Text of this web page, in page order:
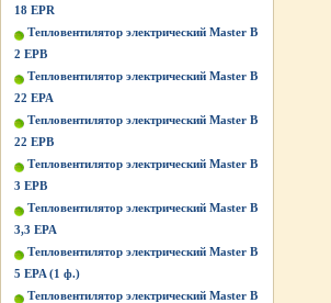
18 EPR
Тепловентилятор электрический Master B
2 EPB
Тепловентилятор электрический Master B
22 EPA
Тепловентилятор электрический Master B
22 EPB
Тепловентилятор электрический Master B
3 EPB
Тепловентилятор электрический Master B
3,3 EPA
Тепловентилятор электрический Master B
5 EPA (1 ф.)
Тепловентилятор электрический Master B